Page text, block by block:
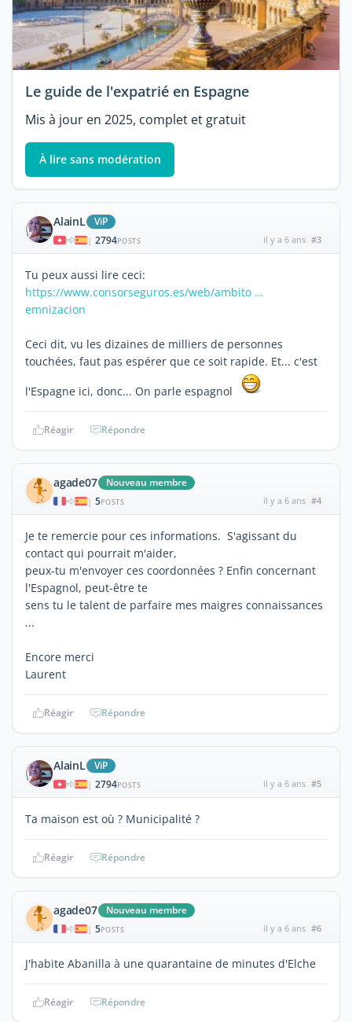
Le guide de l'expatrié en Espagne
Mis à jour en 2025, complet et gratuit
À lire sans modération
AlainL ViP
| 2794POSTS il y a 6 ans #3
Tu peux aussi lire ceci:
https://www.consorseguros.es/web/ambito …
emnizacion
Ceci dit, vu les dizaines de milliers de personnes
touchées, faut pas espérer que ce soit rapide. Et... c'est
l'Espagne ici, donc... On parle espagnol
Réagir Répondre
agade07 Nouveau membre
| 5POSTS il y a 6 ans #4
Je te remercie pour ces informations. S'agissant du
contact qui pourrait m'aider,
peux-tu m'envoyer ces coordonnées ? Enfin concernant
l'Espagnol, peut-être te
sens tu le talent de parfaire mes maigres connaissances
...
Encore merci
Laurent
Réagir Répondre
AlainL ViP
| 2794POSTS il y a 6 ans #5
Ta maison est où ? Municipalité ?
Réagir Répondre
agade07 Nouveau membre
| 5POSTS il y a 6 ans #6
J'habite Abanilla à une quarantaine de minutes d'Elche
Réagir Répondre